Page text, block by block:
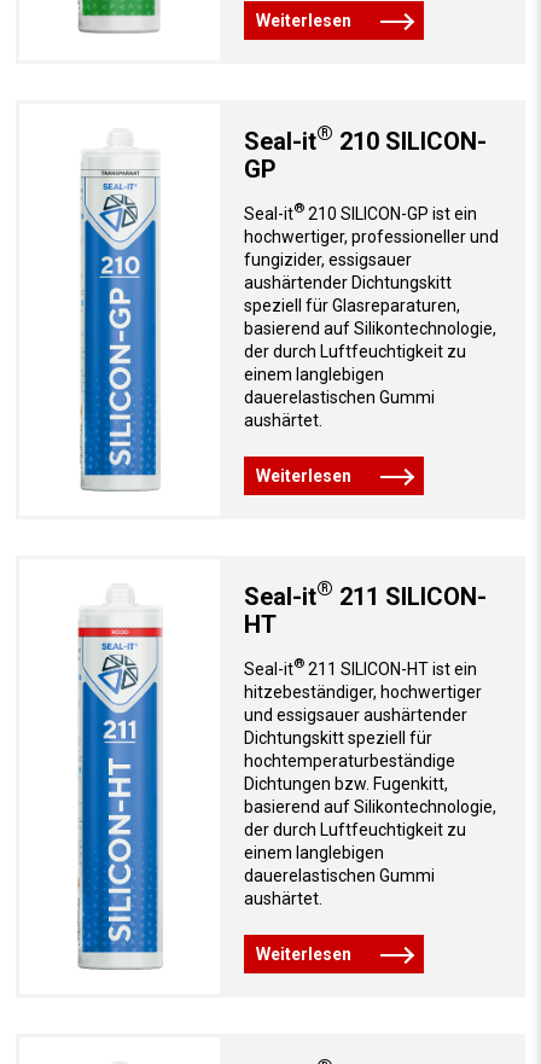
Weiterlesen
Seal-it® 210 SILICON-
GP
Seal-it®210 SILICON-GP ist ein
hochwertiger, professioneller und
fungizider, essigsauer
aushärtender Dichtungskitt
speziell für Glasreparaturen,
basierend auf Silikontechnologie,
der durch Luftfeuchtigkeit zu
einem langlebigen
dauerelastischen Gummi
aushärtet.
Weiterlesen
Seal-it® 211 SILICON-
HT
Seal-it®211 SILICON-HT ist ein
hitzebeständiger, hochwertiger
und essigsauer aushärtender
Dichtungskitt speziell für
hochtemperaturbeständige
Dichtungen bzw. Fugenkitt,
basierend auf Silikontechnologie,
der durch Luftfeuchtigkeit zu
einem langlebigen
dauerelastischen Gummi
aushärtet.
Weiterlesen